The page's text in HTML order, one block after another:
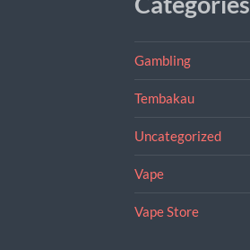
Gambling
Tembakau
Uncategorized
Vape
Vape Store